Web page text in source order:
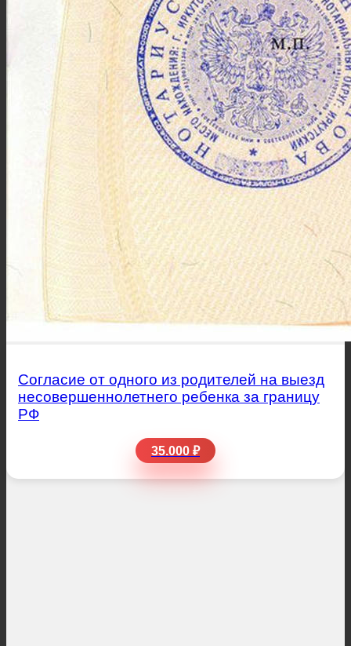
Согласие от одного из родителей на выезд
несовершеннолетнего ребенка за границу
РФ
35.000 ₽